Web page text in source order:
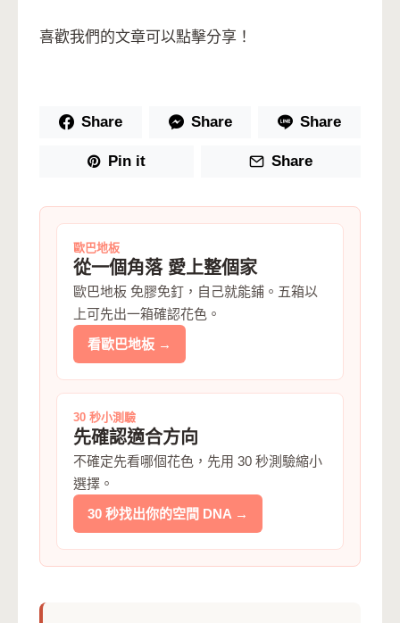
喜歡我們的文章可以點擊分享！
Share Share Share
Pin it Share
歐巴地板
從一個角落 愛上整個家
歐巴地板 免膠免釘，自己就能鋪。五箱以
上可先出一箱確認花色。
看歐巴地板 →
30 秒小測驗
先確認適合方向
不確定先看哪個花色，先用 30 秒測驗縮小
選擇。
30 秒找出你的空間 DNA →